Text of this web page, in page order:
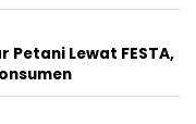
Petani Lewat FESTA,